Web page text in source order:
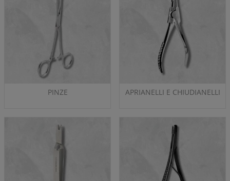
PINZE APRIANELLI E CHIUDIANELLI